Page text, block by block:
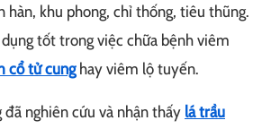
hàn, khu phong, chỉ thống, tiêu thũng.
tốt trong việc chữa bệnh viêm
cổ tử cung hay viêm lộ tuyến.
đã nghiên cứu và nhận thấy lá trầu